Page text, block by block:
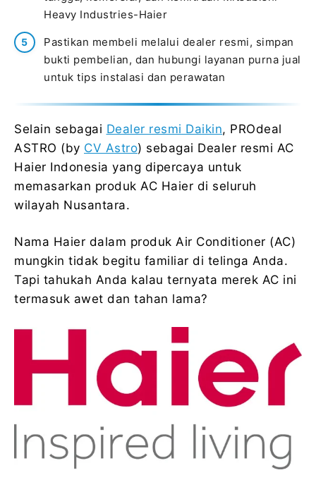
Heavy Industries-Haier
Pastikan membeli melalui dealer resmi, simpan
bukti pembelian, dan hubungi layanan purna jual
untuk tips instalasi dan perawatan
Selain sebagai Dealer resmi Daikin, PROdeal
ASTRO (by CV Astro) sebagai Dealer resmi AC
Haier Indonesia yang dipercaya untuk
memasarkan produk AC Haier di seluruh
wilayah Nusantara.
Nama Haier dalam produk Air Conditioner (AC)
mungkin tidak begitu familiar di telinga Anda.
Tapi tahukah Anda kalau ternyata merek AC ini
termasuk awet dan tahan lama?